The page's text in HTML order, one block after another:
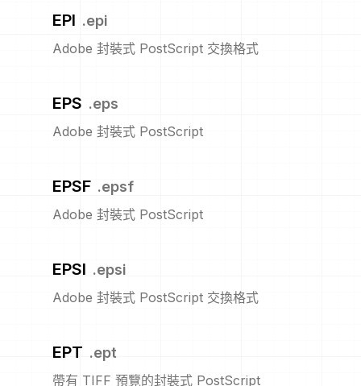
EPI .epi
Adobe 封裝式 PostScript 交換格式
EPS .eps
Adobe 封裝式 PostScript
EPSF .epsf
Adobe 封裝式 PostScript
EPSI .epsi
Adobe 封裝式 PostScript 交換格式
EPT .ept
帶有 TIFF 預覽的封裝式 PostScript